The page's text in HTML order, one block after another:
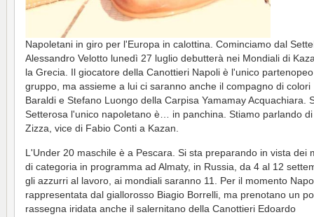
Napoletani in giro per l'Europa in calottina. Cominciamo dal
Alessandro Velotto lunedì 27 luglio debutterà nei Mondiali di
la Grecia. Il giocatore della Canottieri Napoli è l'unico
gruppo, ma assieme a lui ci saranno anche il compagno di colori
Baraldi e Stefano Luongo della Carpisa Yamamay Acquachiara.
Setterosa l'unico napoletano è… in panchina. Stiamo parlando
Zizza, vice di Fabio Conti a Kazan.
L'Under 20 maschile è a Pescara. Si sta preparando in vista dei
di categoria in programma ad Almaty, in Russia, da 4 al 12
gli azzurri al lavoro, ai mondiali saranno 11. Per il momento
rappresentata dal giallorosso Biagio Borrelli, ma prenotano un
rassegna iridata anche il salernitano della Canottieri Edoardo